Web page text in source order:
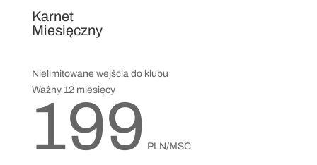
Karnet
Miesięczny
Nielimitowane wejścia do klubu
Ważny 12 miesięcy
199 PLN/MSC